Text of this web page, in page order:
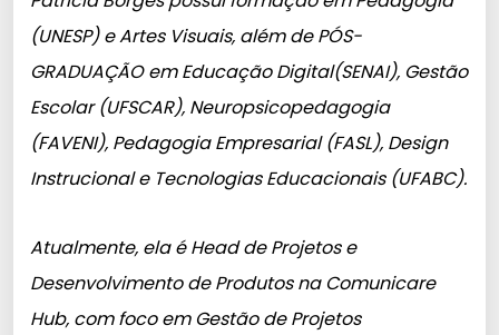
(UNESP) e Artes Visuais, além de PÓS-
GRADUAÇÃO em Educação Digital(SENAI), Gestão
Escolar (UFSCAR), Neuropsicopedagogia
(FAVENI), Pedagogia Empresarial (FASL), Design
Instrucional e Tecnologias Educacionais (UFABC).
Atualmente, ela é Head de Projetos e
Desenvolvimento de Produtos na Comunicare
Hub, com foco em Gestão de Projetos